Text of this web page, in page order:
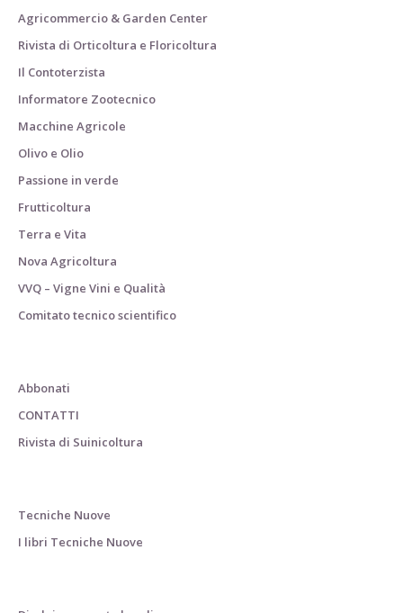
Agricommercio & Garden Center
Rivista di Orticoltura e Floricoltura
Il Contoterzista
Informatore Zootecnico
Macchine Agricole
Olivo e Olio
Passione in verde
Frutticoltura
Terra e Vita
Nova Agricoltura
VVQ – Vigne Vini e Qualità
Comitato tecnico scientifico
Abbonati
CONTATTI
Rivista di Suinicoltura
Tecniche Nuove
I libri Tecniche Nuove